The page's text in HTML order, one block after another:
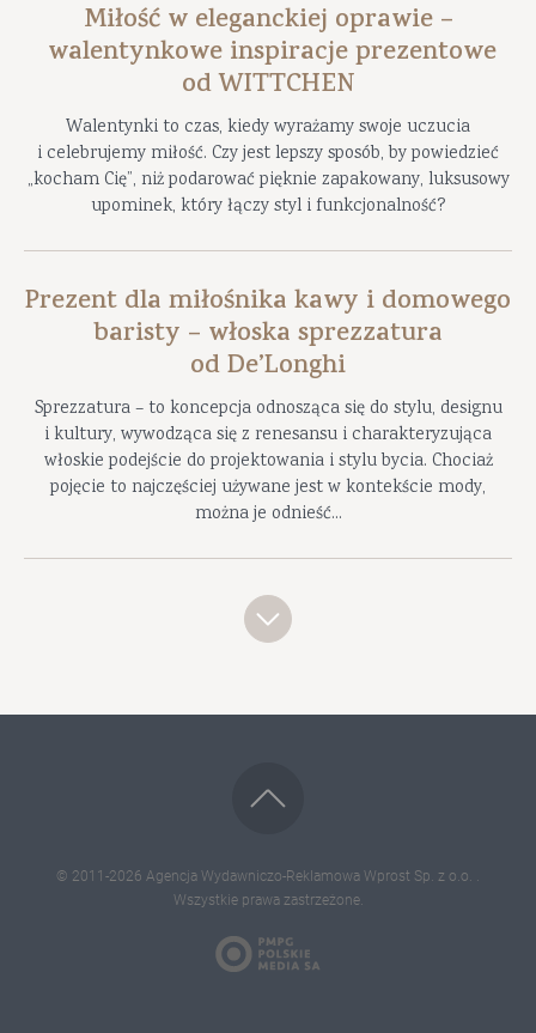
Miłość w eleganckiej oprawie –
walentynkowe inspiracje prezentowe
od WITTCHEN
Walentynki to czas, kiedy wyrażamy swoje uczucia
i celebrujemy miłość. Czy jest lepszy sposób, by powiedzieć
„kocham Cię”, niż podarować pięknie zapakowany, luksusowy
upominek, który łączy styl i funkcjonalność?
Prezent dla miłośnika kawy i domowego
baristy – włoska sprezzatura
od De’Longhi
Sprezzatura – to koncepcja odnosząca się do stylu, designu
i kultury, wywodząca się z renesansu i charakteryzująca
włoskie podejście do projektowania i stylu bycia. Chociaż
pojęcie to najczęściej używane jest w kontekście mody,
można je odnieść...
© 2011-2026 Agencja Wydawniczo-Reklamowa Wprost Sp. z o.o. .
Wszystkie prawa zastrzeżone.